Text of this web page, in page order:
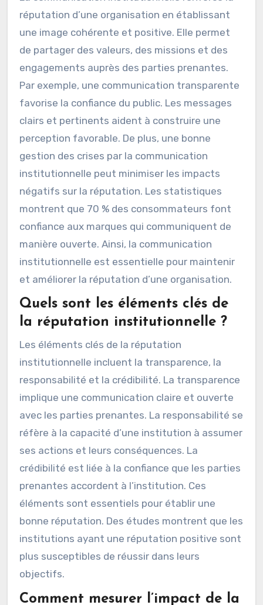
réputation d’une organisation en établissant
une image cohérente et positive. Elle permet
de partager des valeurs, des missions et des
engagements auprès des parties prenantes.
Par exemple, une communication transparente
favorise la confiance du public. Les messages
clairs et pertinents aident à construire une
perception favorable. De plus, une bonne
gestion des crises par la communication
institutionnelle peut minimiser les impacts
négatifs sur la réputation. Les statistiques
montrent que 70 % des consommateurs font
confiance aux marques qui communiquent de
manière ouverte. Ainsi, la communication
institutionnelle est essentielle pour maintenir
et améliorer la réputation d’une organisation.
Quels sont les éléments clés de
la réputation institutionnelle ?
Les éléments clés de la réputation
institutionnelle incluent la transparence, la
responsabilité et la crédibilité. La transparence
implique une communication claire et ouverte
avec les parties prenantes. La responsabilité se
réfère à la capacité d’une institution à assumer
ses actions et leurs conséquences. La
crédibilité est liée à la confiance que les parties
prenantes accordent à l’institution. Ces
éléments sont essentiels pour établir une
bonne réputation. Des études montrent que les
institutions ayant une réputation positive sont
plus susceptibles de réussir dans leurs
objectifs.
Comment mesurer l’impact de la